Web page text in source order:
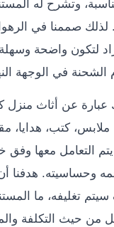
وتشرح له
لذلك صممنا في
لتكون واضحة
في الوجهة
عن أثاث منزل
ملابس، كتب، هدايا،
يتم التعامل معها
وحساسيته. هدفنا
تغليفه، ما
من حيث التكلفة